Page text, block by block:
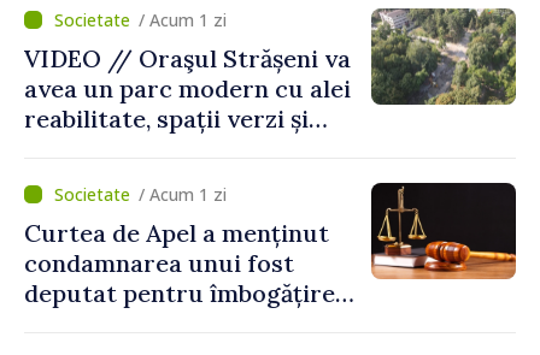
/ Acum 1 zi
VIDEO // Oraşul Strășeni va
avea un parc modern cu alei
reabilitate, spații verzi și
/ Acum 1 zi
Curtea de Apel a menținut
condamnarea unui fost
deputat pentru îmbogățire